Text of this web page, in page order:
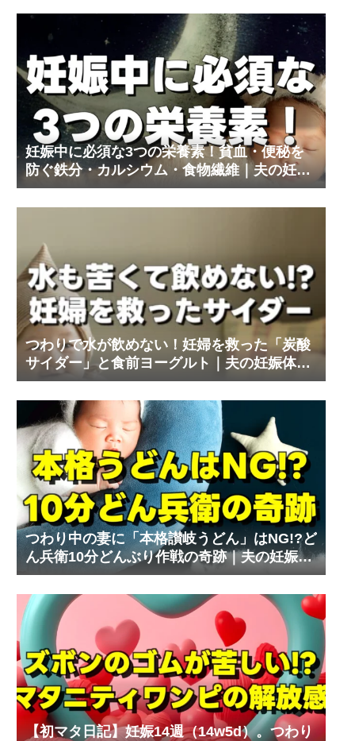
妊娠中に必須な3つの栄養素！貧血・便秘を
防ぐ鉄分・カルシウム・食物繊維｜夫の妊娠
体験記③
つわりで水が飲めない！妊婦を救った「炭酸
サイダー」と食前ヨーグルト｜夫の妊娠体験
記⑨
つわり中の妻に「本格讃岐うどん」はNG!?ど
ん兵衛10分どんぶり作戦の奇跡｜夫の妊娠体
験記⑧
【初マタ日記】妊娠14週（14w5d）。つわり